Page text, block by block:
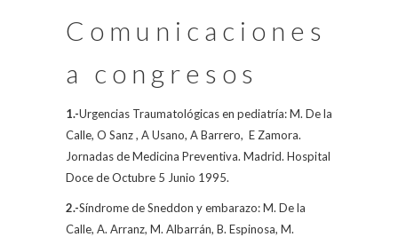
Comunicaciones
a congresos
1.-Urgencias Traumatológicas en pediatría:M. De la
Calle, O Sanz , A Usano, A Barrero, E Zamora.
Jornadas de Medicina Preventiva. Madrid. Hospital
Doce de Octubre 5 Junio 1995.
2.-Síndrome de Sneddon y embarazo:M. De la
Calle, A. Arranz, M. Albarrán, B. Espinosa, M.